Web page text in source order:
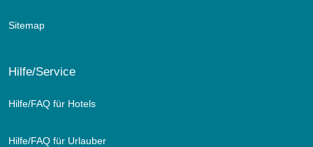
Sitemap
Hilfe/Service
Hilfe/FAQ für Hotels
Hilfe/FAQ für Urlauber